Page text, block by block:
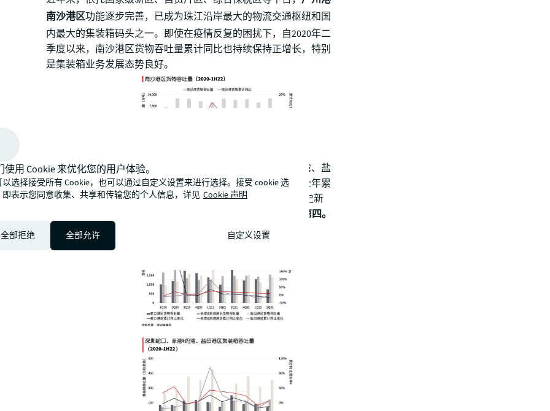
南沙港区功能逐步完善，已成为珠江沿岸最大的物流交通枢纽和国
内最大的集装箱码头之一。即使在疫情反复的困扰下，自2020年二
季度以来，南沙港区货物吞吐量累计同比也持续保持正增长，特别
是集装箱业务发展态势良好。
作为大湾区港口群另一极，深圳港三大港区蛇口、赤湾和妈湾、盐
田也持续深化同大湾区供应链的紧密联系。2021年，深圳港全年累
计完成集装箱吞吐量2,877万标箱，创下港口集装箱吞吐量历史新
深圳港集装箱吞吐量已跃居全球第四。
使用 Cookie 来优化您的用户体验。
选择接受所有 Cookie，也可以通过自定义设置来进行选择。接受 cookie 选
即表示您同意收集、共享和传输您的个人信息，详见 Cookie 声明
全部拒绝 全部允许 自定义设置